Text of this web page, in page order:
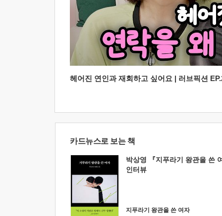
헤어진 연인과 재회하고 싶어요 | 러브픽션
카드뉴스로 보는 책
박상영 『지푸라기 왕관을 쓴
인터뷰
지푸라기 왕관을 쓴 여자